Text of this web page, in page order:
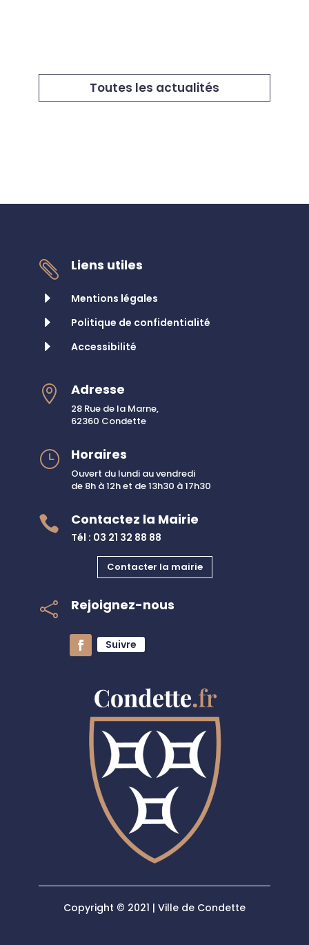
Toutes les actualités

Liens utiles
E
Mentions légales
E Politique de confidentialité
E Accessibilité
 Adresse
28 Rue de la Marne,
62360 Condette
} Horaires
Ouvert du lundi au vendredi
de 8h à 12h et de 13h30 à 17h30
 Contactez la Mairie
Tél : 03 21 32 88 88
Contacter la mairie
 Rejoignez-nous
Suivre
Copyright © 2021 | Ville de Condette